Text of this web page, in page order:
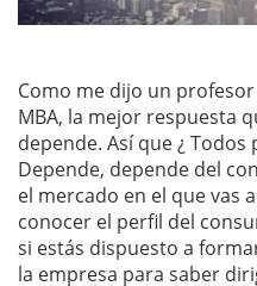
Como me dijo un
MBA, la mejor respuesta
depende. Así que ¿
Depende, depende del
el mercado en el que vas
conocer el perfil del
si estás dispuesto a
la empresa para saber